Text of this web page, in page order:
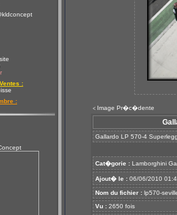
:
:
< Image Pr�c�dente
Gallardo LP 570-4
Cat�gorie : Lamborghini
Ajout� le : 06/06/2010
Nom du fichier : lp570-
Vu : 2650 fois